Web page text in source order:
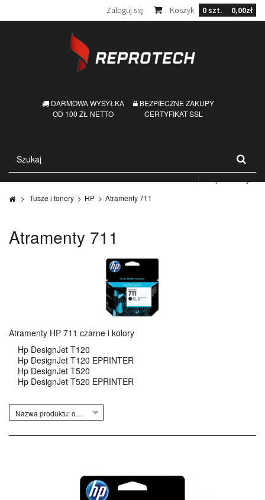
Koszyk 0 szt. 0,00zł
Zaloguj się
DARMOWA WYSYŁKA
OD 100 ZŁ NETTO
BEZPIECZNE ZAKUPY
CERTYFIKAT SSL
> Tusze i tonery > HP > Atramenty 711
Atramenty 711
Atramenty HP 711 czarne i kolory
Hp DesignJet T120
Hp DesignJet T120 EPRINTER
Hp DesignJet T520
Hp DesignJet T520 EPRINTER
Nazwa produktu: od Z do A